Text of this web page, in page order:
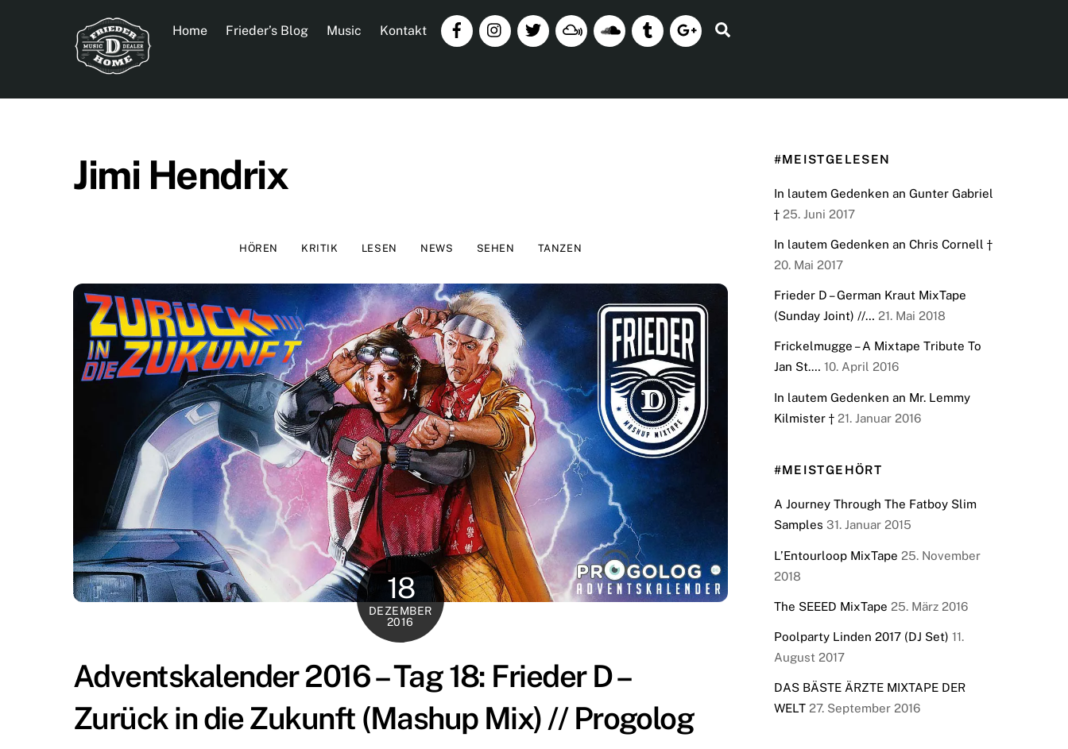
Home Frieder’s Blog Music Kontakt
Jimi Hendrix
HÖREN KRITIK LESEN NEWS SEHEN TANZEN
18
DEZEMBER
2016
Adventskalender 2016 – Tag 18: Frieder D –
Zurück in die Zukunft (Mashup Mix) // Progolog
#MEISTGELESEN
In lautem Gedenken an Gunter Gabriel
†25. Juni 2017
In lautem Gedenken an Chris Cornell †
20. Mai 2017
Frieder D – German Kraut MixTape
(Sunday Joint) //… 21. Mai 2018
Frickelmugge – A Mixtape Tribute To
Jan St.… 10. April 2016
In lautem Gedenken an Mr. Lemmy
Kilmister †21. Januar 2016
#MEISTGEHÖRT
A Journey Through The Fatboy Slim
Samples 31. Januar 2015
L’Entourloop MixTape 25. November
2018
The SEEED MixTape 25. März 2016
Poolparty Linden 2017 (DJ Set) 11.
August 2017
DAS BÄSTE ÄRZTE MIXTAPE DER
WELT27. September 2016